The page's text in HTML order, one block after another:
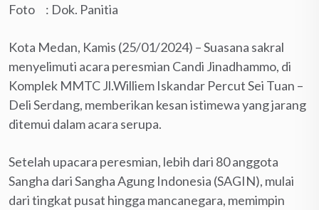
Foto : Dok. Panitia
Kota Medan, Kamis (25/01/2024) – Suasana sakral
menyelimuti acara peresmian Candi Jinadhammo, di
Komplek MMTC Jl.Williem Iskandar Percut Sei Tuan –
Deli Serdang, memberikan kesan istimewa yang jarang
ditemui dalam acara serupa.
Setelah upacara peresmian, lebih dari 80 anggota
Sangha dari Sangha Agung Indonesia (SAGIN), mulai
dari tingkat pusat hingga mancanegara, memimpin